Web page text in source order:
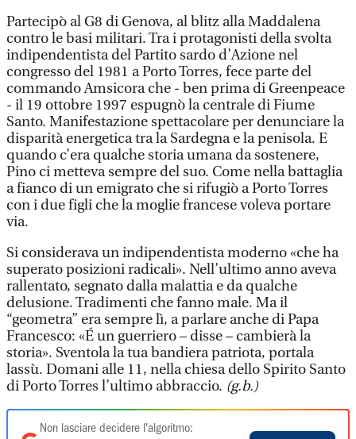
Partecipò al G8 di Genova, al blitz alla Maddalena
contro le basi militari. Tra i protagonisti della svolta
indipendentista del Partito sardo d’Azione nel
congresso del 1981 a Porto Torres, fece parte del
commando Amsicora che - ben prima di Greenpeace
- il 19 ottobre 1997 espugnò la centrale di Fiume
Santo. Manifestazione spettacolare per denunciare la
disparità energetica tra la Sardegna e la penisola. E
quando c’era qualche storia umana da sostenere,
Pino ci metteva sempre del suo. Come nella battaglia
a fianco di un emigrato che si rifugiò a Porto Torres
con i due figli che la moglie francese voleva portare
via.
Si considerava un indipendentista moderno «che ha
superato posizioni radicali». Nell’ultimo anno aveva
rallentato, segnato dalla malattia e da qualche
delusione. Tradimenti che fanno male. Ma il
“geometra” era sempre lì, a parlare anche di Papa
Francesco: «É un guerriero – disse – cambierà la
storia». Sventola la tua bandiera patriota, portala
lassù. Domani alle 11, nella chiesa dello Spirito Santo
di Porto Torres l’ultimo abbraccio. (g.b.)
Non lasciare decidere l'algoritmo: